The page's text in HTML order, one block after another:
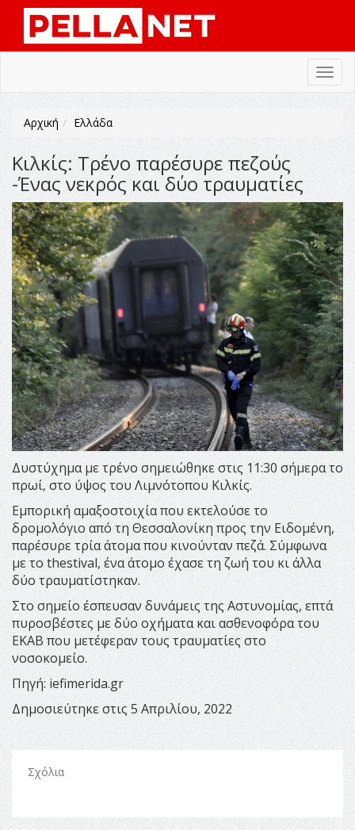
Αρχική Ελλάδα
Κιλκίς: Tρένο παρέσυρε πεζούς
-Ένας νεκρός και δύο τραυματίες
Δυστύχημα με τρένο σημειώθηκε στις 11:30 σήμερα το
πρωί, στο ύψος του Λιμνότοπου Κιλκίς.
Εμπορική αμαξοστοιχία που εκτελούσε το
δρομολόγιο από τη Θεσσαλονίκη προς την Ειδομένη,
παρέσυρε τρία άτομα που κινούνταν πεζά. Σύμφωνα
με το thestival, ένα άτομο έχασε τη ζωή του κι άλλα
δύο τραυματίστηκαν.
Στο σημείο έσπευσαν δυνάμεις της Αστυνομίας, επτά
πυροσβέστες με δύο οχήματα και ασθενοφόρα του
ΕΚΑΒ που μετέφεραν τους τραυματίες στο
νοσοκομείο.
Πηγή: iefimerida.gr
Δημοσιεύτηκε στις 5 Απριλίου, 2022
Σχόλια